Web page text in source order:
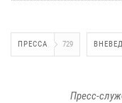
ПРЕССА 729
Пресс-